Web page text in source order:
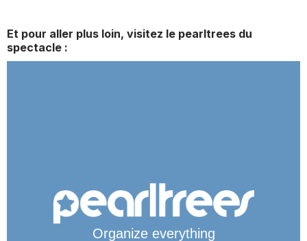
Et pour aller plus loin, visitez le pearltrees du
spectacle :